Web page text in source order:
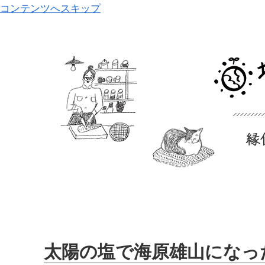
コンテンツへスキップ
太陽の塩で海原雄山になっ